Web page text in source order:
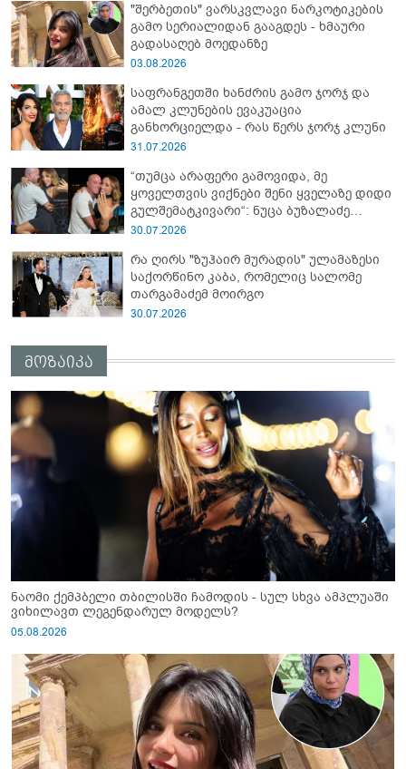
"შერბეთის" ვარსკვლავი ნარკოტიკების
გამო სერიალიდან გააგდეს - ხმაური
გადასაღებ მოედანზე
03.08.2026
საფრანგეთში ხანძრის გამო ჯორჯ და
ამალ კლუნების ევაკუაცია
განხორციელდა - რას წერს ჯორჯ კლუნი
31.07.2026
“თუმცა არაფერი გამოვიდა, მე
ყოველთვის ვიქნები შენი ყველაზე დიდი
გულშემატკივარი“: ნუცა ბუზალაძე
რჩეულს დაშორდა?
30.07.2026
რა ღირს "ზუჰაირ მურადის" ულამაზესი
საქორწინო კაბა, რომელიც სალომე
თარგამაძემ მოირგო
30.07.2026
მოზაიკა
ნაომი ქემპბელი თბილისში ჩამოდის - სულ სხვა ამპლუაში
ვიხილავთ ლეგენდარულ მოდელს?
05.08.2026